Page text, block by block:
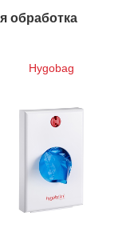
обработка
Hygobag